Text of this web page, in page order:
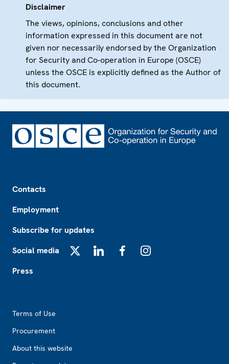
Disclaimer
The views, opinions, conclusions and other
information expressed in this document are not
given nor necessarily endorsed by the Organization
for Security and Co-operation in Europe (OSCE)
unless the OSCE is explicitly defined as the Author of
this document.
Contacts
Employment
Subscribe for updates
Social media
Press
Terms of Use
Procurement
About this website